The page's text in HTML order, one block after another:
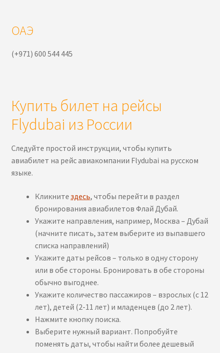
ОАЭ
(+971) 600 544 445
Купить билет на рейсы
Flydubai из России
Следуйте простой инструкции, чтобы купить
авиабилет на рейс авиакомпании Flydubai на русском
языке.
Кликните здесь, чтобы перейти в раздел
бронирования авиабилетов Флай Дубай.
Укажите направления, например, Москва – Дубай
(начните писать, затем выберите из выпавшего
списка направлений)
Укажите даты рейсов – только в одну сторону
или в обе стороны. Бронировать в обе стороны
обычно выгоднее.
Укажите количество пассажиров – взрослых (с 12
лет), детей (2-11 лет) и младенцев (до 2 лет).
Нажмите кнопку поиска.
Выберите нужный вариант. Попробуйте
поменять даты, чтобы найти более дешевый